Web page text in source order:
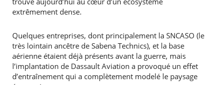
extrêmement dense.
Quelques entreprises, dont principalement la SNCASO (le
très lointain ancêtre de Sabena Technics), et la base
aérienne étaient déjà présents avant la guerre, mais
l’implantation de Dassault Aviation a provoqué un effet
d’entraînement qui a complètement modelé le paysage